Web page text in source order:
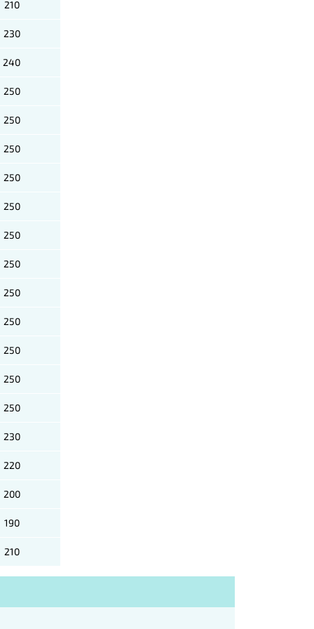
210
230
240
250
250
250
250
250
250
250
250
250
250
250
250
230
220
200
190
210